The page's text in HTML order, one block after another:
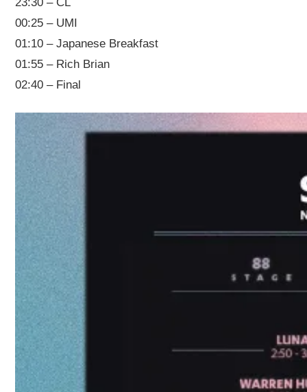
00:25 – UMI
01:10 – Japanese Breakfast
01:55 – Rich Brian
02:40 – Final